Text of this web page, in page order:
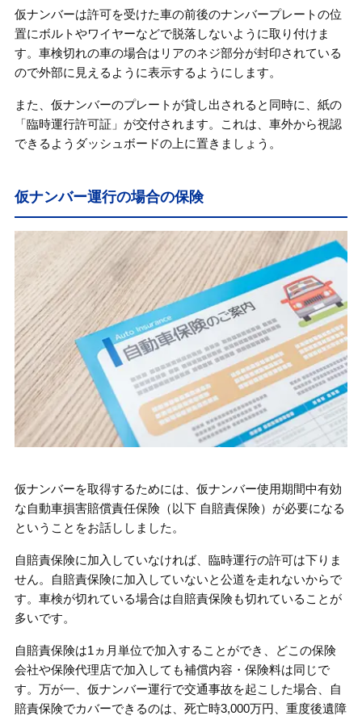
仮ナンバーは許可を受けた車の前後のナンバープレートの位
置にボルトやワイヤーなどで脱落しないように取り付けま
す。車検切れの車の場合はリアのネジ部分が封印されている
ので外部に見えるように表示するようにします。
また、仮ナンバーのプレートが貸し出されると同時に、紙の
「臨時運行許可証」が交付されます。これは、車外から視認
できるようダッシュボードの上に置きましょう。
仮ナンバー運行の場合の保険
仮ナンバーを取得するためには、仮ナンバー使用期間中有効
な自動車損害賠償責任保険（以下 自賠責保険）が必要になる
ということをお話ししました。
自賠責保険に加入していなければ、臨時運行の許可は下りま
せん。自賠責保険に加入していないと公道を走れないからで
す。車検が切れている場合は自賠責保険も切れていることが
多いです。
自賠責保険は1ヵ月単位で加入することができ、どこの保険
会社や保険代理店で加入しても補償内容・保険料は同じで
す。万が一、仮ナンバー運行で交通事故を起こした場合、自
賠責保険でカバーできるのは、死亡時3,000万円、重度後遺障